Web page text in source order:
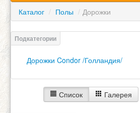
Каталог / Полы / Дорожки
Дорожки Condor /Голландия/
Список Галерея